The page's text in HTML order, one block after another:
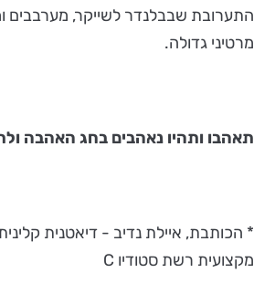
התערובת שבבלנדר לשייקר, מערבבים
מרטיני גדולה.
תאהבו ותהיו נאהבים בחג האהבה
מקצועית רשת סטודיו C